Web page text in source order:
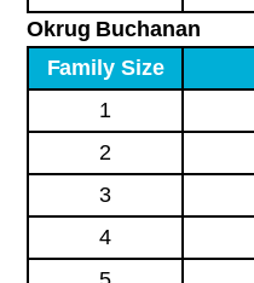
Okrug Buchanan
Family Size
1
2
3
4